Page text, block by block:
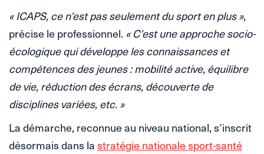
« ICAPS, ce n’est pas seulement du sport en plus »,
précise le professionnel. « C’est une approche socio-
écologique qui développe les connaissances et
compétences des jeunes : mobilité active, équilibre
de vie, réduction des écrans, découverte de
disciplines variées, etc. »
La démarche, reconnue au niveau national, s’inscrit
désormais dans la stratégie nationale sport-santé